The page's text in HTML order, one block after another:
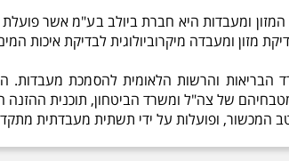
המזון ומעבדות היא חברת ביולב בע"מ אשר
מזון ומעבדה מיקרוביולוגית לבדיקת איכות
הבריאות והרשות הלאומית להסמכת מעבדות.
של צה"ל ומשרד הביטחון, תוכנית
המכשור, ופועלות על ידי תשתית מעבדתית